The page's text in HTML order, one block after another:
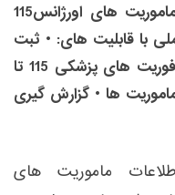
سامانه جامع ثبت آمار و اطلاعات ماموریت های اورژانس115
با قابلیت های: • ثبت
اطلاعات بیمار از لحظه ی تماس با فوریت های پزشکی 115 تا
ماموریت ها • گزارش گیری
ماموریت های